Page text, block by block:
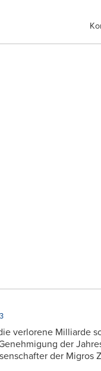
verlorene Milliarde
der
der Migros